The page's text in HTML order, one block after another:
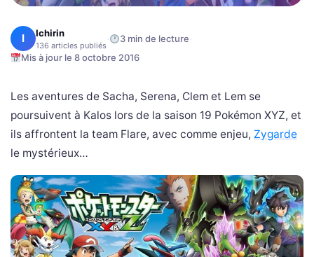
I Ichirin
136 articles publiés · 3 min de lecture·
Mis à jour le 8 octobre 2016
Les aventures de Sacha, Serena, Clem et Lem se
poursuivent à Kalos lors de la saison 19 Pokémon XYZ, et
ils affrontent la team Flare, avec comme enjeu, Zygarde
le mystérieux…